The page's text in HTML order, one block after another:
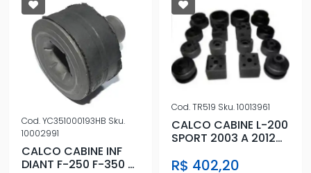
Cod.YC351000193HB Sku.
10002991
CALCO CABINE INF
DIANT F-250 F-350 F-
Cod.TR519 Sku.10013961
CALCO CABINE L-200
SPORT 2003 A 2012
R$ 402,20